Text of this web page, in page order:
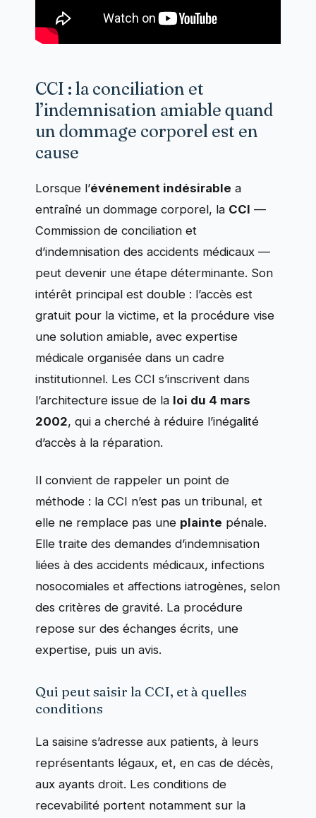
CCI : la conciliation et
l’indemnisation amiable quand
un dommage corporel est en
cause
Lorsque l’événement indésirable a
entraîné un dommage corporel, la CCI —
Commission de conciliation et
d’indemnisation des accidents médicaux —
peut devenir une étape déterminante. Son
intérêt principal est double : l’accès est
gratuit pour la victime, et la procédure vise
une solution amiable, avec expertise
médicale organisée dans un cadre
institutionnel. Les CCI s’inscrivent dans
l’architecture issue de la loi du 4 mars
2002, qui a cherché à réduire l’inégalité
d’accès à la réparation.
Il convient de rappeler un point de
méthode : la CCI n’est pas un tribunal, et
elle ne remplace pas une plainte pénale.
Elle traite des demandes d’indemnisation
liées à des accidents médicaux, infections
nosocomiales et affections iatrogènes, selon
des critères de gravité. La procédure
repose sur des échanges écrits, une
expertise, puis un avis.
Qui peut saisir la CCI, et à quelles
conditions
La saisine s’adresse aux patients, à leurs
représentants légaux, et, en cas de décès,
aux ayants droit. Les conditions de
recevabilité portent notamment sur la